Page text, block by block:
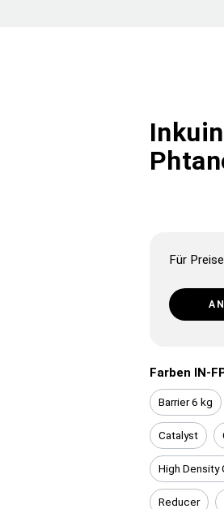
Für
Farben IN-
Barrier 6 kg
Catalyst
High Density
Reducer